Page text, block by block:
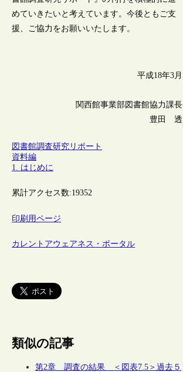
めていきたいと考えています。今後ともご支
援、ご協力をお願いいたします。
平成18年3月
関西館事業部図書館協力課長
豊田 透
図書館調査研究リポート
資料編
1. はじめに
累計アクセス数:19352
印刷用ページ
カレントアウェアネス・ポータル
類似の記事
第2章 調査の結果 ＜図表7.5＞過去５